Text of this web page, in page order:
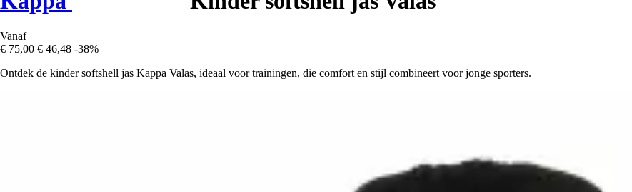
Vanaf
€ 75,00 € 46,48 -38%
Ontdek de kinder softshell jas Kappa Valas, ideaal voor trainingen, die comfort en stijl combineert voor jonge sporters.